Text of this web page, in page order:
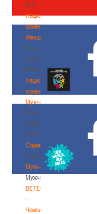
3х3
Национальная
команда.
Женщины
Национальная
команда.
Женщины
Национальная
команда.
Мужчины
Национальная
команда.
Мужчины
Соревнования
Соревнования
Мужчины
Мужчины
BETERA
-
Чемпионат